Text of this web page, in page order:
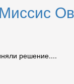
Миссис
решение....